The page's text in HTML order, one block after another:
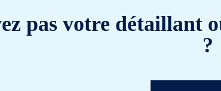
pas votre détaillant
?